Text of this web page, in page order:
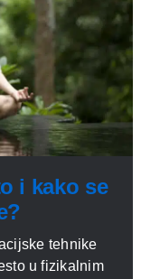
i kako se
tehnike
u fizikalnim